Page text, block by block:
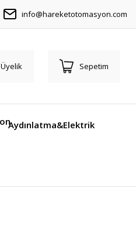
info@hareketotomasyon.com
Üyelik Sepetim
Aydınlatma&Elektrik